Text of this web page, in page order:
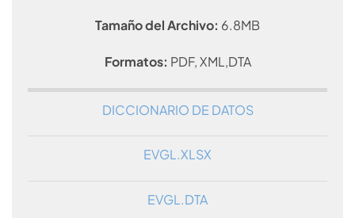
Tamaño del Archivo: 6.8MB
Formatos: PDF, XML,DTA
DICCIONARIO DE DATOS
EVGL.XLSX
EVGL.DTA